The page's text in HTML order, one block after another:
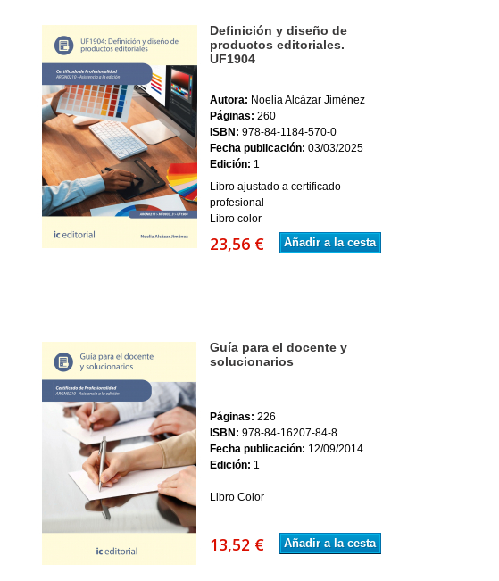
Definición y diseño de
productos editoriales.
UF1904
Autora: Noelia Alcázar Jiménez
Páginas: 260
ISBN: 978-84-1184-570-0
Fecha publicación: 03/03/2025
Edición: 1
Libro ajustado a certificado
profesional
Libro color
23,56 € Añadir a la cesta
Guía para el docente y
solucionarios
Páginas: 226
ISBN: 978-84-16207-84-8
Fecha publicación: 12/09/2014
Edición: 1
Libro Color
13,52 € Añadir a la cesta